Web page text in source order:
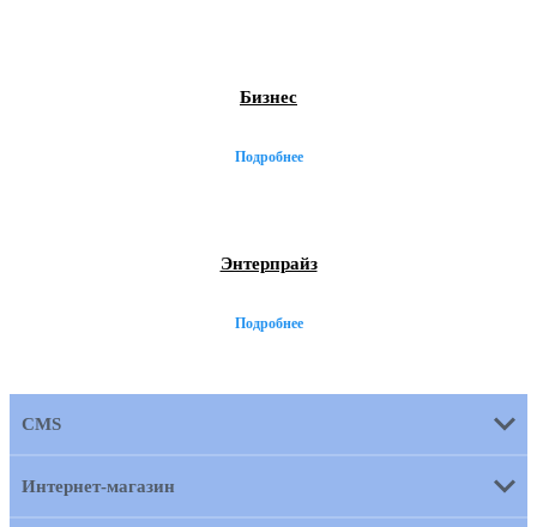
Бизнес
Подробнее
Энтерпрайз
Подробнее
CMS
Интернет-магазин